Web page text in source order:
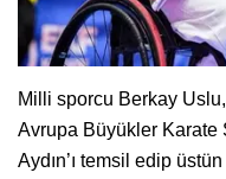
Milli sporcu Berkay
Avrupa Büyükler Karate
Aydın’ı temsil edip